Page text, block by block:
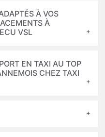
À VOS
À
VSL
EN TAXI AU TOP
CHEZ TAXI